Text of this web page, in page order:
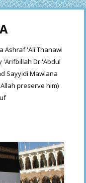
Ashraf 'Ali Thanawi
'Arifbillah Dr 'Abdul
Sayyidi Mawlana
preserve him)